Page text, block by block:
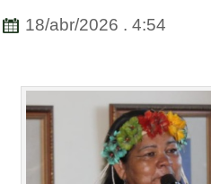
18/abr/2026 . 4:54